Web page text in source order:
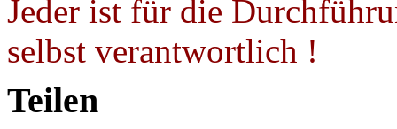
Jeder ist für die
selbst verantwortlich !
Teilen